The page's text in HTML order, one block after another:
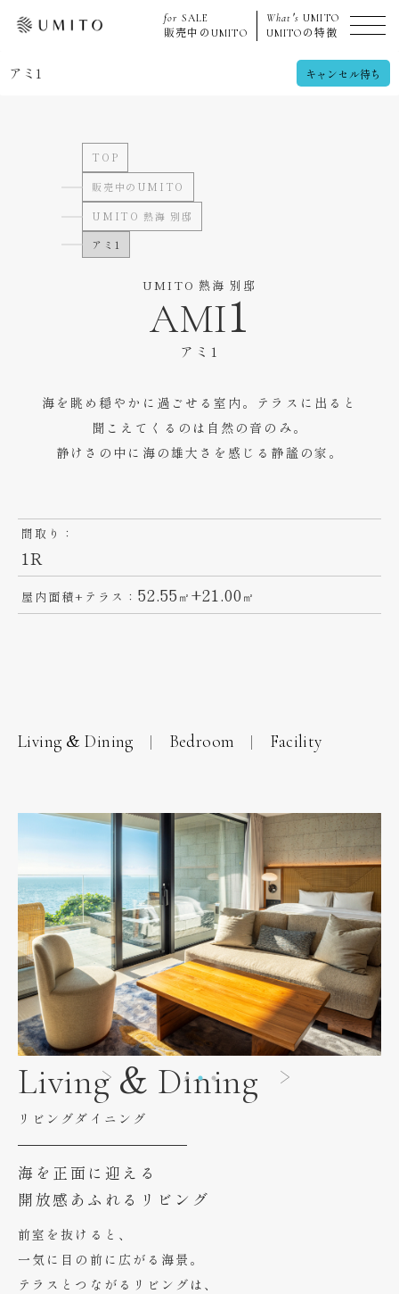
for SALE
販売中の UMITO
What's UMITO
UMITO の特徴
アミ1 キャンセル待ち
TOP
販売中のUMITO
UMITO 熱海 別邸
アミ1
UMITO 熱海 別邸
AMI1
アミ1
海を眺め穏やかに過ごせる室内。テラスに出ると
聞こえてくるのは自然の音のみ。
静けさの中に海の雄大さを感じる静謐の家。
間取り：
1R
屋内面積+テラス： 52.55 ㎡ +21.00 ㎡
Living & Dining Bedroom Facility
Living & Dining
リビングダイニング
海を正面に迎える
開放感あふれるリビング
前室を抜けると、
一気に目の前に広がる海景。
テラスとつながるリビングは、